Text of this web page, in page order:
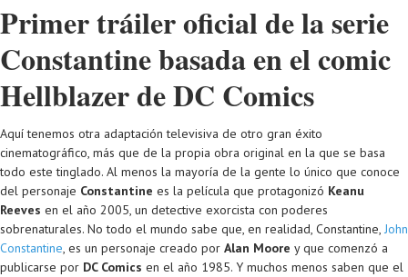
Primer tráiler oficial de la serie
Constantine basada en el comic
Hellblazer de DC Comics
Aquí tenemos otra adaptación televisiva de otro gran éxito
cinematográfico, más que de la propia obra original en la que se basa
todo este tinglado. Al menos la mayoría de la gente lo único que conoce
del personaje Constantine es la película que protagonizó Keanu
Reeves en el año 2005, un detective exorcista con poderes
sobrenaturales. No todo el mundo sabe que, en realidad, Constantine, John
Constantine, es un personaje creado por Alan Moore y que comenzó a
publicarse por DC Comics en el año 1985. Y muchos menos saben que el